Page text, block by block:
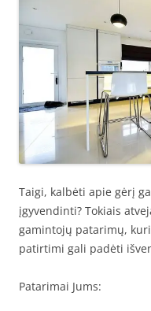
Taigi, kalbėti apie gėrį
įgyvendinti? Tokiais
gamintojų patarimų,
patirtimi gali padėti
Patarimai Jums: